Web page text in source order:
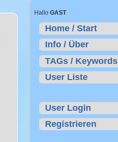
Hallo GAST
Home / Start
Info / Über
TAGs / Keywords
User Liste
User Login
Registrieren